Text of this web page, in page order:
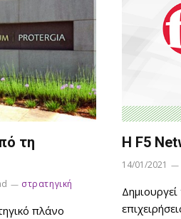
τη
στρατηγική
πλάνο
Η F5
14/01/2021